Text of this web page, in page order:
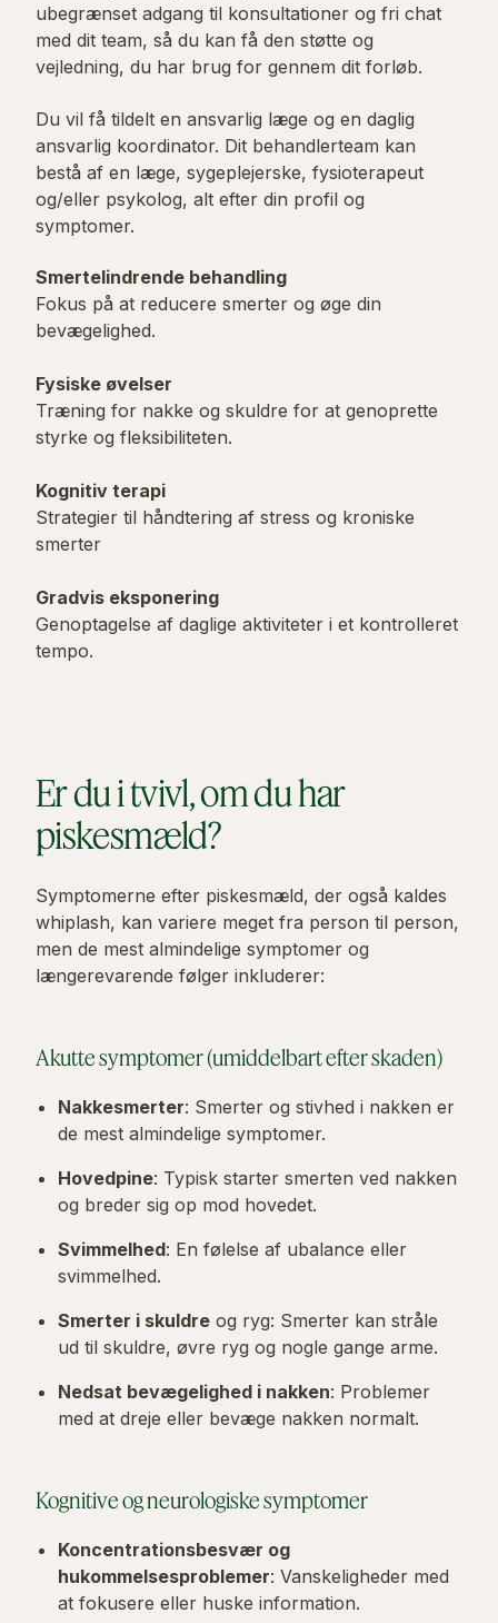
ubegrænset adgang til konsultationer og fri chat
med dit team, så du kan få den støtte og
vejledning, du har brug for gennem dit forløb.
Du vil få tildelt en ansvarlig læge og en daglig
ansvarlig koordinator. Dit behandlerteam kan
bestå af en læge, sygeplejerske, fysioterapeut
og/eller psykolog, alt efter din profil og
symptomer.
Smertelindrende behandling
Fokus på at reducere smerter og øge din
bevægelighed.
Fysiske øvelser
Træning for nakke og skuldre for at genoprette
styrke og fleksibiliteten.
Kognitiv terapi
Strategier til håndtering af stress og kroniske
smerter
Gradvis eksponering
Genoptagelse af daglige aktiviteter i et kontrolleret
tempo.
Er du i tvivl, om du har
piskesmæld?
Symptomerne efter piskesmæld, der også kaldes
whiplash, kan variere meget fra person til person,
men de mest almindelige symptomer og
længerevarende følger inkluderer:
Akutte symptomer (umiddelbart efter skaden)
Nakkesmerter: Smerter og stivhed i nakken er
de mest almindelige symptomer.
Hovedpine: Typisk starter smerten ved nakken
og breder sig op mod hovedet.
Svimmelhed: En følelse af ubalance eller
svimmelhed.
Smerter i skuldre og ryg: Smerter kan stråle
ud til skuldre, øvre ryg og nogle gange arme.
Nedsat bevægelighed i nakken: Problemer
med at dreje eller bevæge nakken normalt.
Kognitive og neurologiske symptomer
Koncentrationsbesvær og
hukommelsesproblemer: Vanskeligheder med
at fokusere eller huske information.